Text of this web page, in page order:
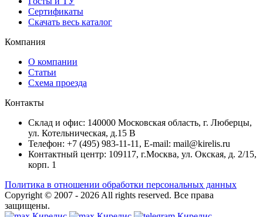
Сертификаты
Скачать весь каталог
Компания
О компании
Статьи
Схема проезда
Контакты
Склад и офис: 140000 Московская область, г. Люберцы,
ул. Котельническая, д.15 В
Телефон: +7 (495) 983-11-11, Е-mail: mail@kirelis.ru
Контактный центр: 109117, г.Москва, ул. Окская, д. 2/15,
корп. 1
Политика в отношении обработки персональных данных
Copyright © 2007 - 2026 All rights reserved. Все права
защищены.